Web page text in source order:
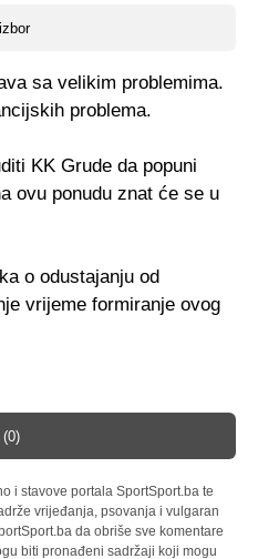
sa velikim problemima.
problema.
KK Grude da popuni
ovu ponudu znat će se u
o odustajanju od
vrijeme formiranje ovog
i stavove portala SportSport.ba te
vrijeđanja, psovanja i vulgaran
da obriše sve komentare
biti pronađeni sadržaji koji mogu